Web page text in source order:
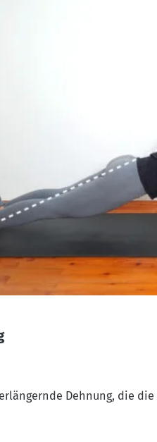
Dehnung, die